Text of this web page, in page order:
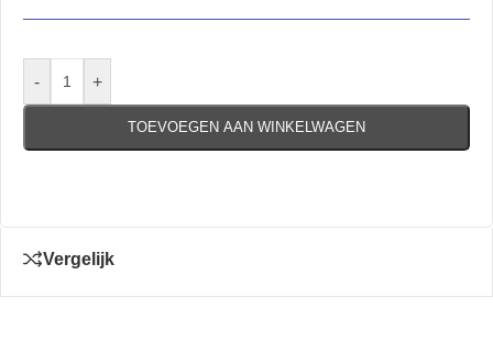
- +
TOEVOEGEN AAN WINKELWAGEN
Vergelijk